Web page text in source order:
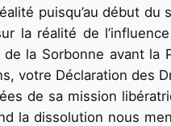
puisqu’au début
la réalité de
la Sorbonne avant
votre Déclaration des
de sa mission
la dissolution nous